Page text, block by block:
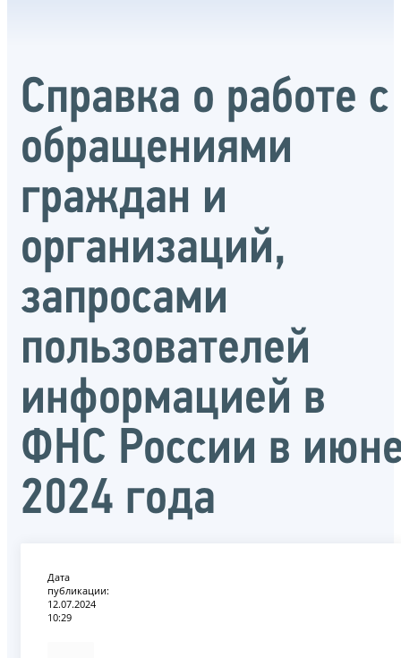
Справка о работе с
обращениями
граждан и
организаций,
запросами
пользователей
информацией в
ФНС России в
2024 года
Дата
публикации:
12.07.2024
10:29